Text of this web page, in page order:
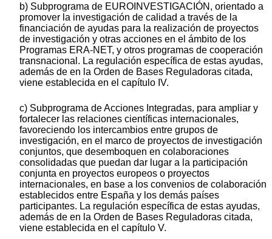
b) Subprograma de EUROINVESTIGACIÓN, orientado a
promover la investigación de calidad a través de la
financiación de ayudas para la realización de proyectos
de investigación y otras acciones en el ámbito de los
Programas ERA-NET, y otros programas de cooperación
transnacional. La regulación específica de estas ayudas,
además de en la Orden de Bases Reguladoras citada,
viene establecida en el capítulo IV.
c) Subprograma de Acciones Integradas, para ampliar y
fortalecer las relaciones científicas internacionales,
favoreciendo los intercambios entre grupos de
investigación, en el marco de proyectos de investigación
conjuntos, que desemboquen en colaboraciones
consolidadas que puedan dar lugar a la participación
conjunta en proyectos europeos o proyectos
internacionales, en base a los convenios de colaboración
establecidos entre España y los demás países
participantes. La regulación específica de estas ayudas,
además de en la Orden de Bases Reguladoras citada,
viene establecida en el capítulo V.